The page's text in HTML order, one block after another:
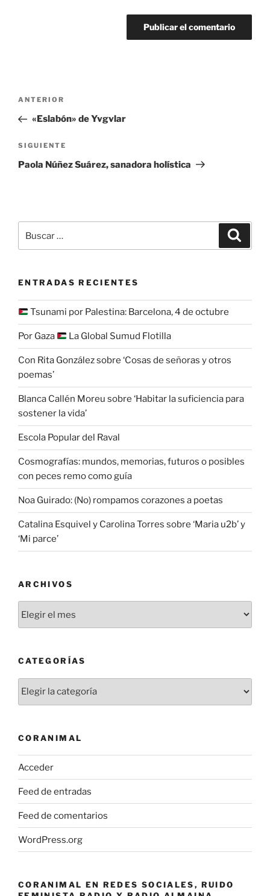
Navegación
entradas
Entrada
anterior:
ANTERIOR
«Eslabón» de Yvgvlar
Siguiente
entrada
SIGUIENTE
Paola Núñez Suárez, sanadora holística
por:
ENTRADAS RECIENTES
Tsunami por Palestina: Barcelona, 4 de octubre
Por Gaza La Global Sumud Flotilla
Con Rita González sobre ‘Cosas de señoras y otros
poemas’
Blanca Callén Moreu sobre ‘Habitar la suficiencia para
sostener la vida’
Escola Popular del Raval
Cosmografías: mundos, memorias, futuros o posibles
con peces remo como guía
Noa Guirado: (No) rompamos corazones a poetas
Catalina Esquivel y Carolina Torres sobre ‘Maria u2b’ y
‘Mi parce’
ARCHIVOS
CATEGORÍAS
CORANIMAL
Acceder
Feed de entradas
Feed de comentarios
WordPress.org
CORANIMAL EN REDES SOCIALES, RUIDO